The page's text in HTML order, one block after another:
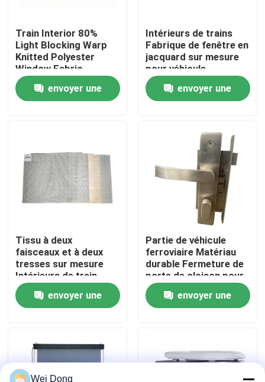
À la maison
Produits
visite de l'usine
Contrôle de la qualité
Nouvelles
Les affaires
Demandez un devis
Train Interior 80%
Light Blocking Warp
Knitted Polyester
Window Fabric
envoyer une
Intérieurs de trains
Fabrique de fenêtre en
jacquard sur mesure
pour véhicule
automobile
envoyer une
Tissu à deux
faisceaux et à deux
tresses sur mesure
Intérieurs de train
Tissu de fenêtre
envoyer une
Partie de véhicule
ferroviaire Matériau
durable Fermeture de
porte de cloison pour
métro Train à grande
vitesseenvoyer une
Wei Dong